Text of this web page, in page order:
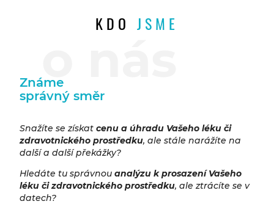
KDO JSME
Známe
správný směr
Snažíte se získat cenu a úhradu Vašeho léku či
zdravotnického prostředku, ale stále narážíte na
další a další překážky?
Hledáte tu správnou analýzu k prosazení Vašeho
léku či zdravotnického prostředku, ale ztrácíte se v
datech?